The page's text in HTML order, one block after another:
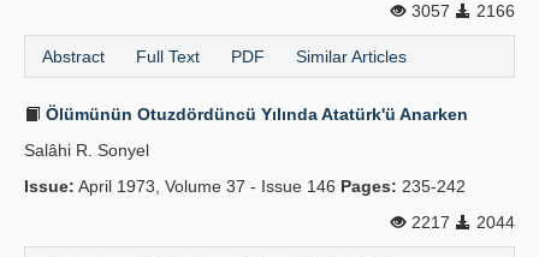
3057
2166
Abstract Full Text PDF Similar Articles
Ölümünün Otuzdördüncü Yılında Atatürk'ü Anarken
Salâhi R. Sonyel
Issue: April 1973, Volume 37 - Issue 146 Pages: 235-242
2217
2044